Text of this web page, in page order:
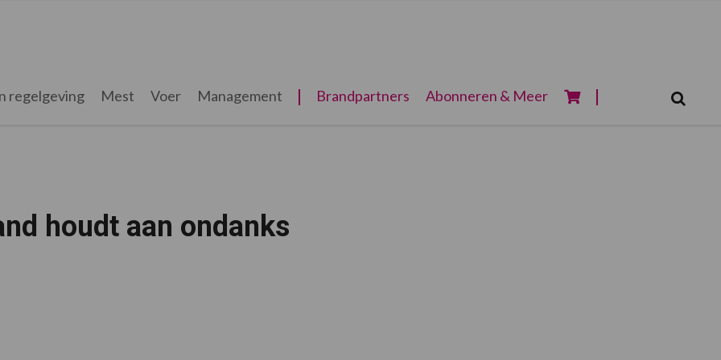
regelgeving Mest Voer Management Brandpartners Abonneren & Meer
houdt aan ondanks